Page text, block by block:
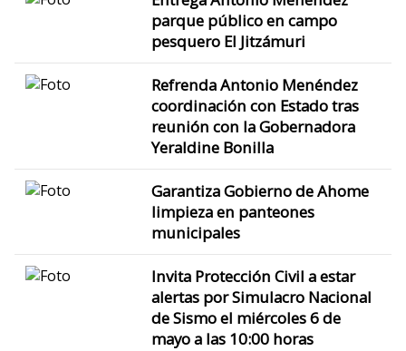
parque público en campo
pesquero El Jitzámuri
Refrenda Antonio Menéndez
coordinación con Estado tras
reunión con la Gobernadora
Yeraldine Bonilla
Garantiza Gobierno de Ahome
limpieza en panteones
municipales
Invita Protección Civil a estar
alertas por Simulacro Nacional
de Sismo el miércoles 6 de
mayo a las 10:00 horas